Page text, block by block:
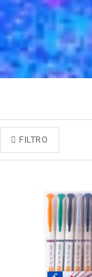
FILTRO